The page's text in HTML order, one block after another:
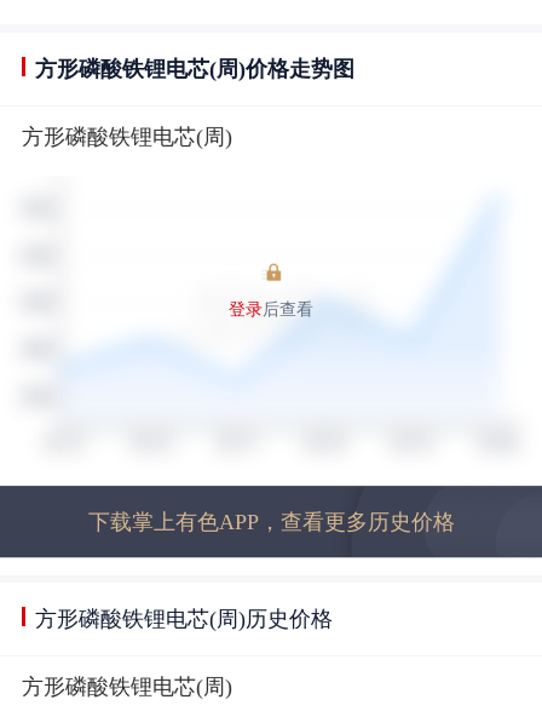
方形磷酸铁锂电芯(周)价格走势图
方形磷酸铁锂电芯(周)
登录后查看
下载掌上有色APP，查看更多历史价格
方形磷酸铁锂电芯(周)历史价格
方形磷酸铁锂电芯(周)